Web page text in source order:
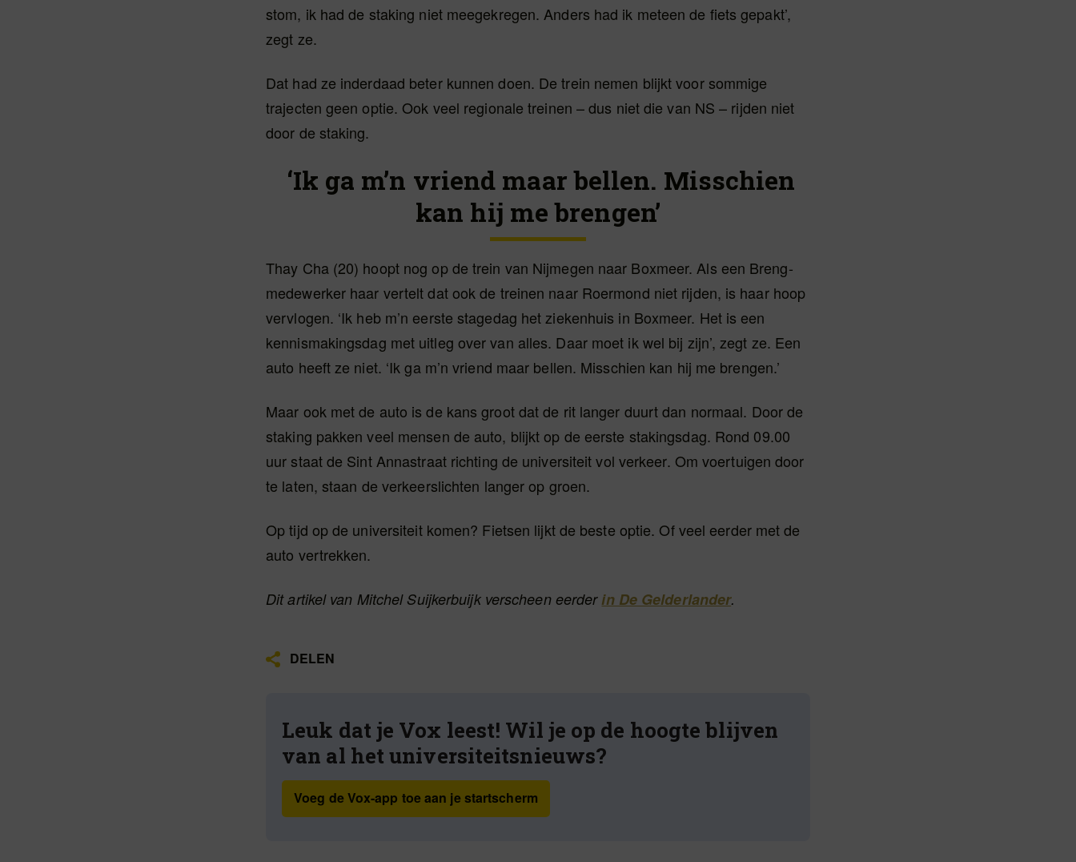
stom, ik had de staking niet meegekregen. Anders had ik meteen de fiets gepakt’,
zegt ze.
Dat had ze inderdaad beter kunnen doen. De trein nemen blijkt voor sommige
trajecten geen optie. Ook veel regionale treinen – dus niet die van NS – rijden niet
door de staking.
‘Ik ga m’n vriend maar bellen. Misschien
kan hij me brengen’
Thay Cha (20) hoopt nog op de trein van Nijmegen naar Boxmeer. Als een Breng-
medewerker haar vertelt dat ook de treinen naar Roermond niet rijden, is haar hoop
vervlogen. ‘Ik heb m’n eerste stagedag het ziekenhuis in Boxmeer. Het is een
kennismakingsdag met uitleg over van alles. Daar moet ik wel bij zijn’, zegt ze. Een
auto heeft ze niet. ‘Ik ga m’n vriend maar bellen. Misschien kan hij me brengen.’
Maar ook met de auto is de kans groot dat de rit langer duurt dan normaal. Door de
staking pakken veel mensen de auto, blijkt op de eerste stakingsdag. Rond 09.00
uur staat de Sint Annastraat richting de universiteit vol verkeer. Om voertuigen door
te laten, staan de verkeerslichten langer op groen.
Op tijd op de universiteit komen? Fietsen lijkt de beste optie. Of veel eerder met de
auto vertrekken.
Dit artikel van Mitchel Suijkerbuijk verscheen eerderin De Gelderlander.
DELEN
Leuk dat je Vox leest! Wil je op de hoogte blijven
van al het universiteitsnieuws?
Voeg de Vox-app toe aan je startscherm